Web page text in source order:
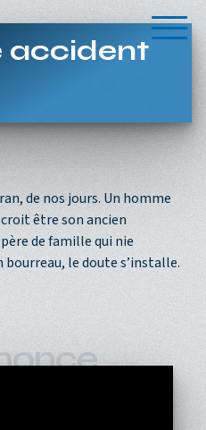
Menu
accident
de nos jours. Un homme
être son ancien
de famille qui nie
le doute s’installe.